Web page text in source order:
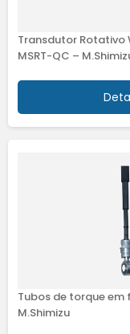
Transdutor Rotativo
MSRT-QC –
Tubos de torque
M.Shimizu